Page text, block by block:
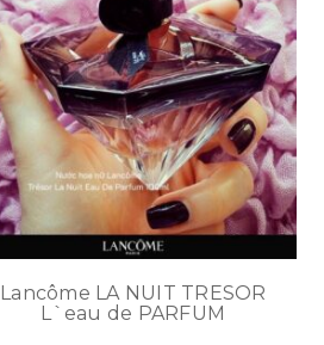
Lancôme LA NUIT TRESOR
L`eau de PARFUM